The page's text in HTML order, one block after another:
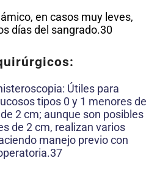
en casos muy leves,
días del sangrado.30
Útiles para
tipos 0 y 1 menores de
2 cm; aunque son posibles
de 2 cm, realizan varios
manejo previo con